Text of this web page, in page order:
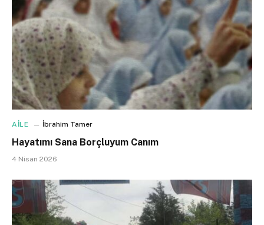
AİLE İbrahim Tamer
Hayatımı Sana Borçluyum Canım
4 Nisan 2026